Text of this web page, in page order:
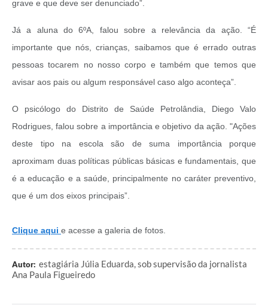
grave e que deve ser denunciado”.
Já a aluna do 6ºA, falou sobre a relevância da ação. “É
importante que nós, crianças, saibamos que é errado outras
pessoas tocarem no nosso corpo e também que temos que
avisar aos pais ou algum responsável caso algo aconteça”.
O psicólogo do Distrito de Saúde Petrolândia, Diego Valo
Rodrigues, falou sobre a importância e objetivo da ação. "Ações
deste tipo na escola são de suma importância porque
aproximam duas políticas públicas básicas e fundamentais, que
é a educação e a saúde, principalmente no caráter preventivo,
que é um dos eixos principais”.
Clique aqui e acesse a galeria de fotos.
Autor: estagiária Júlia Eduarda, sob supervisão da jornalista
Ana Paula Figueiredo